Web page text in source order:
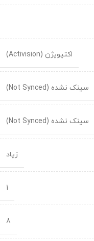
اکتیویژن (Activision)
سینک نشده (Not Synced)
سینک نشده (Not Synced)
زیاد
1
8